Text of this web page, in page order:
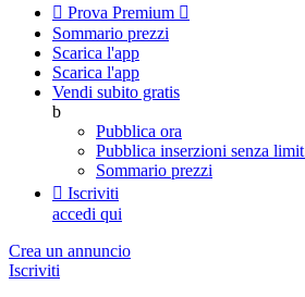
 Prova Premium 
Sommario prezzi
Scarica l'app
Scarica l'app
Vendi subito gratis
b
Pubblica ora
Pubblica inserzioni senza limit
Sommario prezzi
 Iscriviti
accedi qui
Crea un annuncio
Iscriviti